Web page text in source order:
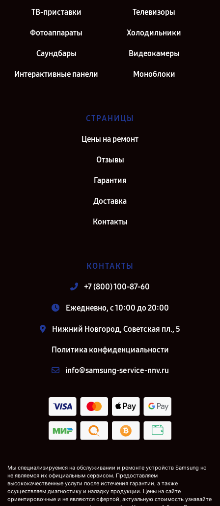
ТВ-приставки Телевизоры
Фотоаппараты Холодильники
Саундбары Видеокамеры
Интерактивные панели Моноблоки
СТРАНИЦЫ
Цены на ремонт
Отзывы
Гарантия
Доставка
Контакты
КОНТАКТЫ
+7 (800) 100-87-60
Ежедневно, с 10:00 до 20:00
Нижний Новгород, Советская пл., 5
Политика конфиденциальности
info@samsung-service-nnv.ru
Мы специализируемся на обслуживании и ремонте устройств Samsung но
не являемся их официальным сервисом. Предоставляем
высококачественные услуги после истечения гарантии, а также
осуществляем диагностику и наладку продукции. Цены на сайте
ориентировочные и не являются офертой, актуальную стоимость узнавайте